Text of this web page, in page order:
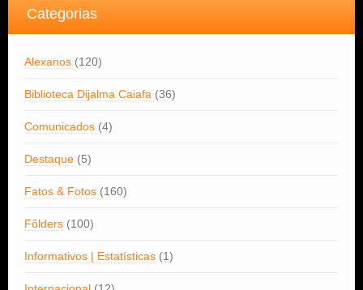
Categorias
Alexanos (120)
Biblioteca Dijalma Caiafa (36)
Comunicados (4)
Destaque (5)
Fatos & Fotos (160)
Fôlders (100)
Informativos | Estatísticas (1)